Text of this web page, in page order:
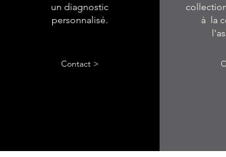
un diagnostic
personnalisé.
Contact >
à la